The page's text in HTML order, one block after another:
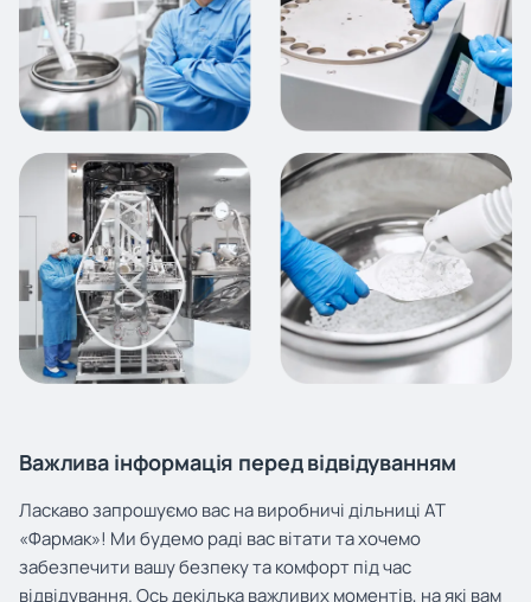
Важлива інформація перед відвідуванням
Ласкаво запрошуємо вас на виробничі дільниці АТ
«Фармак»! Ми будемо раді вас вітати та хочемо
забезпечити вашу безпеку та комфорт під час
відвідування. Ось декілька важливих моментів, на які вам